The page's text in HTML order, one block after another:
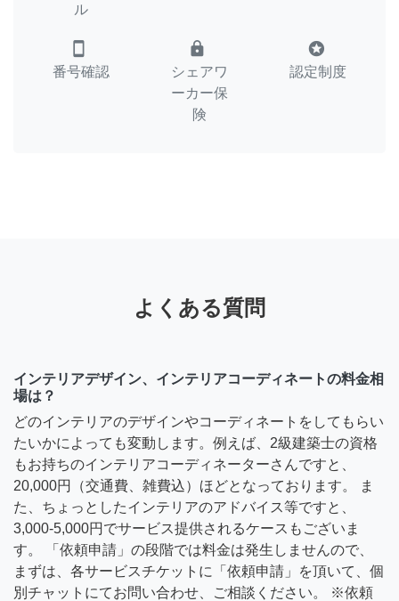
ル
smartphone
番号確認
lock
シェアワ
ーカー保
険
stars
認定制度
よくある質問
インテリアデザイン、インテリアコーディネートの料金相
場は？
どのインテリアのデザインやコーディネートをしてもらい
たいかによっても変動します。例えば、2級建築士の資格
もお持ちのインテリアコーディネーターさんですと、
20,000円（交通費、雑費込）ほどとなっております。 ま
た、ちょっとしたインテリアのアドバイス等ですと、
3,000-5,000円でサービス提供されるケースもございま
す。 「依頼申請」の段階では料金は発生しませんので、
まずは、各サービスチケットに「依頼申請」を頂いて、個
別チャットにてお問い合わせ、ご相談ください。 ※依頼